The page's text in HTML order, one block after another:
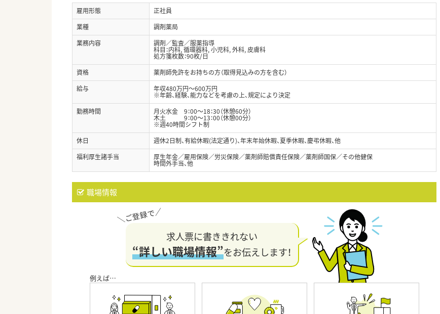
雇用形態
正社員
業種
調剤薬局
業務内容
調剤／監査／服薬指導
科目：内科, 循環器科, 小児科, 外科, 皮膚科
処方箋枚数：90枚/日
資格
薬剤師免許をお持ちの方（取得見込みの方を含む）
給与
年収480万円～600万円
※年齢、経験、能力などを考慮の上、規定により決定
勤務時間
月火水金 9：00～18：30（休憩60分）
木土 9：00～13：00（休憩00分）
※週40時間シフト制
休日
週休2日制、有給休暇(法定通り)、年末年始休暇、夏季休暇、慶弔休暇、他
福利厚生諸手当
厚生年金／雇用保険／労災保険／薬剤師賠償責任保険／薬剤師国保／その他健保
時間外手当、他
職場情報
求人票に書ききれない
“詳しい職場情報”をお伝えします！